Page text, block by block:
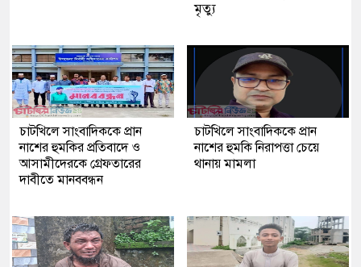
মৃত্যু
চাটখিলে সাংবাদিককে প্রান
নাশের হুমকির প্রতিবাদে ও
আসামীদেরকে গ্রেফতারের
দাবীতে মানববন্ধন
চাটখিলে সাংবাদিককে প্রান
নাশের হুমকি নিরাপত্তা চেয়ে
থানায় মামলা